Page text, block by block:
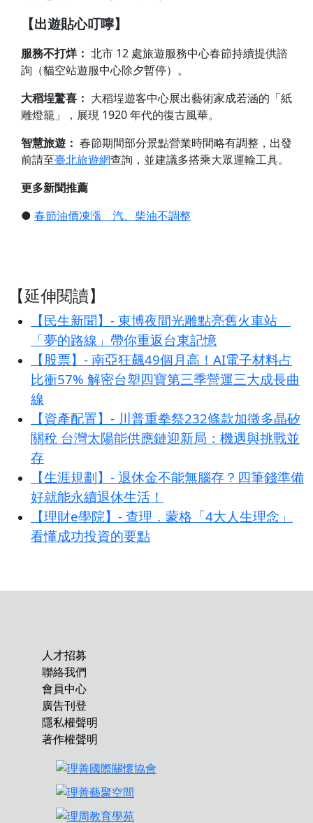
【出遊貼心叮嚀】
服務不打烊： 北市 12 處旅遊服務中心春節持續提供諮
詢（貓空站遊服中心除夕暫停）。
大稻埕驚喜： 大稻埕遊客中心展出藝術家成若涵的「紙
雕燈籠」，展現 1920 年代的復古風華。
智慧旅遊： 春節期間部分景點營業時間略有調整，出發
前請至臺北旅遊網查詢，並建議多搭乘大眾運輸工具。
更多新聞推薦
● 春節油價凍漲 汽、柴油不調整
【延伸閱讀】
【民生新聞】- 東博夜間光雕點亮舊火車站
「夢的路線」帶你重返台東記憶
【股票】- 南亞狂飆49個月高！AI電子材料占
比衝57% 解密台塑四寶第三季營運三大成長曲
線
【資產配置】- 川普重拳祭232條款加徵多晶矽
關稅 台灣太陽能供應鏈迎新局：機遇與挑戰並
存
【生涯規劃】- 退休金不能無腦存？四筆錢準備
好就能永續退休生活！
【理財e學院】- 查理．蒙格「4大人生理念」
看懂成功投資的要點
人才招募
聯絡我們
會員中心
廣告刊登
隱私權聲明
著作權聲明